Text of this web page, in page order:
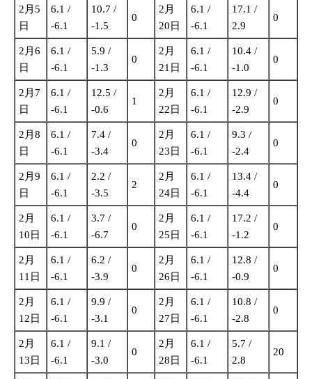
2月5
日
6.1 /
-6.1
10.7 /
-1.5
0
2月
20日
6.1 /
-6.1
17.1 /
2.9
0
2月6
日
6.1 /
-6.1
5.9 /
-1.3
0
2月
21日
6.1 /
-6.1
10.4 /
-1.0
0
2月7
日
6.1 /
-6.1
12.5 /
-0.6
1
2月
22日
6.1 /
-6.1
12.9 /
-2.9
0
2月8
日
6.1 /
-6.1
7.4 /
-3.4
0
2月
23日
6.1 /
-6.1
9.3 /
-2.4
0
2月9
日
6.1 /
-6.1
2.2 /
-3.5
2
2月
24日
6.1 /
-6.1
13.4 /
-4.4
0
2月
10日
6.1 /
-6.1
3.7 /
-6.7
0
2月
25日
6.1 /
-6.1
17.2 /
-1.2
0
2月
11日
6.1 /
-6.1
6.2 /
-3.9
0
2月
26日
6.1 /
-6.1
12.8 /
-0.9
0
2月
12日
6.1 /
-6.1
9.9 /
-3.1
0
2月
27日
6.1 /
-6.1
10.8 /
-2.8
0
2月
13日
6.1 /
-6.1
9.1 /
-3.0
0
2月
28日
6.1 /
-6.1
5.7 /
2.8
20